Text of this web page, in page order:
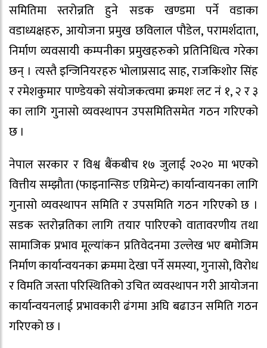
समितिमा स्तरोन्नति हुने सडक खण्डमा पर्ने वडाका
वडाध्यक्षहरु, आयोजना प्रमुख छविलाल पौडेल, परामर्शदाता,
निर्माण व्यवसायी कम्पनीका प्रमुखहरुको प्रतिनिधित्व गरेका
छन् । त्यस्तै इन्जिनियरहरु भोलाप्रसाद साह, राजकिशोर सिंह
र रमेशकुमार पाण्डेयको संयोजकत्वमा क्रमशः लट नं १, २ र ३
का लागि गुनासो व्यवस्थापन उपसमितिसमेत गठन गरिएको
छ ।
नेपाल सरकार र विश्व बैंकबीच १७ जुलाई २०२० मा भएको
वित्तीय सम्झौता (फाइनान्सिङ एग्रिमेन्ट) कार्यान्वायनका लागि
गुनासो व्यवस्थापन समिति र उपसमिति गठन गरिएको छ ।
सडक स्तरोन्नतिका लागि तयार पारिएको वातावरणीय तथा
सामाजिक प्रभाव मूल्यांकन प्रतिवेदनमा उल्लेख भए बमोजिम
निर्माण कार्यान्वयनका क्रममा देखा पर्ने समस्या, गुनासो, विरोध
र विमति जस्ता परिस्थितिको उचित व्यवस्थापन गरी आयोजना
कार्यान्वयनलाई प्रभावकारी ढंगमा अघि बढाउन समिति गठन
गरिएको छ ।